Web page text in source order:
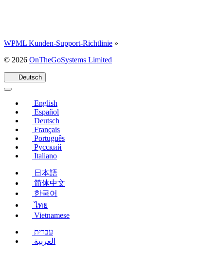
WPML Kunden-Support-Richtlinie »
© 2026 OnTheGoSystems Limited
Deutsch
English
Español
Deutsch
Français
Português
Русский
Italiano
日本語
简体中文
한국어
ไทย
Vietnamese
עברית
العربية